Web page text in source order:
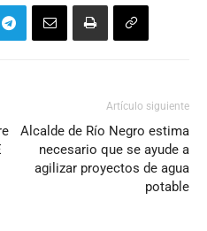
Artículo siguiente
Alcalde de Río Negro estima
necesario que se ayude a
agilizar proyectos de agua
potable